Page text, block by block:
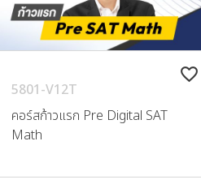
favorite_border
5801-V12T
คอร์สก้าวแรก Pre Digital SAT
Math